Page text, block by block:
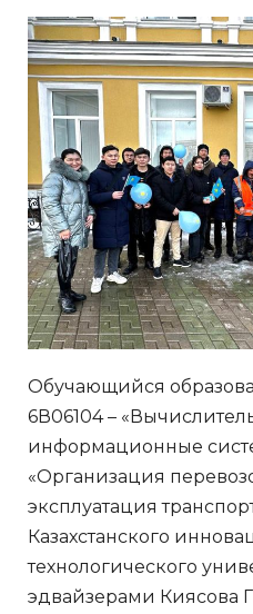
Обучающийся
6В06104 –
информационные
«Организация
эксплуатация
Казахстанского
технологического
эдвайзерами Киясова